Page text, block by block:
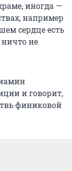
иногда —
например
сердце есть
ничто не
и говорит,
финиковой